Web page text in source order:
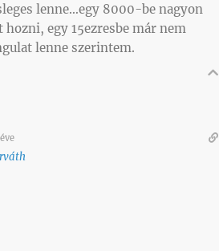
lenne…egy 8000-be nagyon
egy 15ezresbe már nem
lenne szerintem.